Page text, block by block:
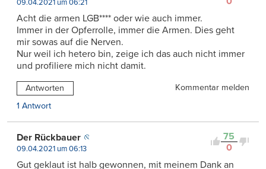
09.04.2021 um 06:21
Acht die armen LGB**** oder wie auch immer.
Immer in der Opferrolle, immer die Armen. Dies geht
mir sowas auf die Nerven.
Nur weil ich hetero bin, zeige ich das auch nicht immer
und profiliere mich nicht damit.
Antworten
Kommentar melden
1 Antwort
75
0
Der Rückbauer
09.04.2021 um 06:13
Gut geklaut ist halb gewonnen, mit meinem Dank an